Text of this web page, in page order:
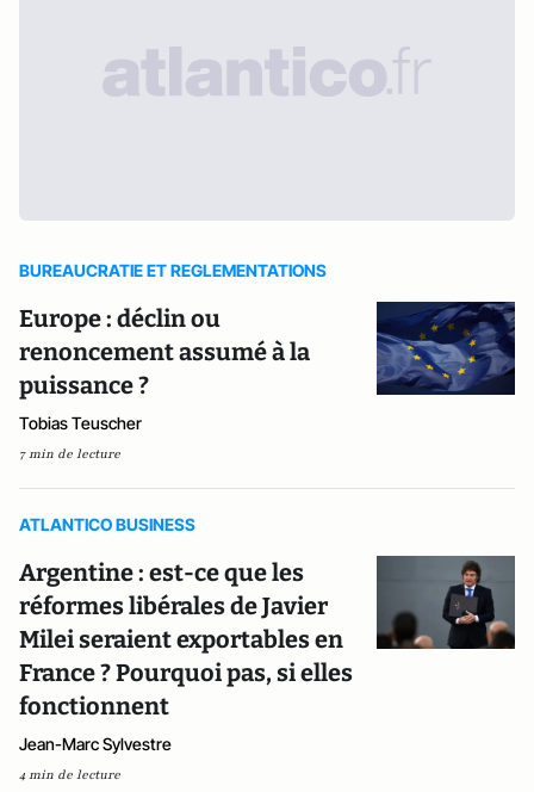
BUREAUCRATIE ET REGLEMENTATIONS
Europe : déclin ou
renoncement assumé à la
puissance ?
Tobias Teuscher
7 min de lecture
ATLANTICO BUSINESS
Argentine : est-ce que les
réformes libérales de Javier
Milei seraient exportables en
France ? Pourquoi pas, si elles
fonctionnent
Jean-Marc Sylvestre
4 min de lecture